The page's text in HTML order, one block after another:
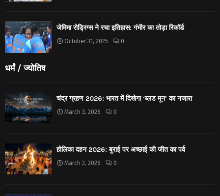
जेमिमा रोड्रिग्स ने रचा इतिहास: गंभीर का तोड़ा रिकॉर्ड
October 31, 2025 0
धर्मं / ज्योतिष
चंद्र ग्रहण 2026: भारत में दिखेगा ‘ब्लड मून’ का नजारा
March 3, 2026 0
होलिका दहन 2026: बुराई पर अच्छाई की जीत का पर्व
March 2, 2026 0